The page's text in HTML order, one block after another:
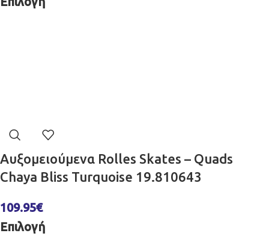
Αυξομειούμενα Rolles Skates – Quads
Chaya Bliss Turquoise 19.810643
109.95€
Επιλογή